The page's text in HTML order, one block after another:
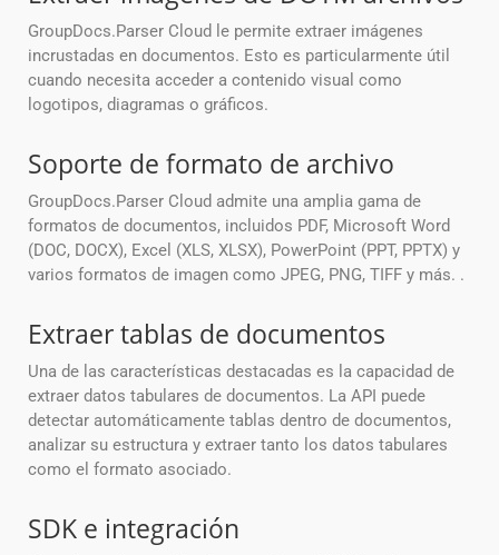
GroupDocs.Parser Cloud le permite extraer imágenes
incrustadas en documentos. Esto es particularmente útil
cuando necesita acceder a contenido visual como
logotipos, diagramas o gráficos.
Soporte de formato de archivo
GroupDocs.Parser Cloud admite una amplia gama de
formatos de documentos, incluidos PDF, Microsoft Word
(DOC, DOCX), Excel (XLS, XLSX), PowerPoint (PPT, PPTX) y
varios formatos de imagen como JPEG, PNG, TIFF y más. .
Extraer tablas de documentos
Una de las características destacadas es la capacidad de
extraer datos tabulares de documentos. La API puede
detectar automáticamente tablas dentro de documentos,
analizar su estructura y extraer tanto los datos tabulares
como el formato asociado.
SDK e integración